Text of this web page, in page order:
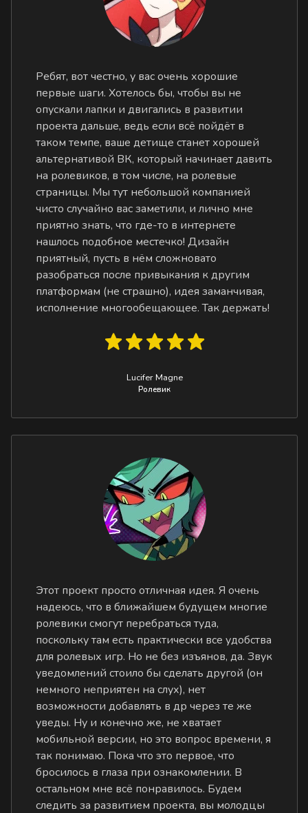
Ребят, вот честно, у вас очень хорошие
первые шаги. Хотелось бы, чтобы вы не
опускали лапки и двигались в развитии
проекта дальше, ведь если всё пойдёт в
таком темпе, ваше детище станет хорошей
альтернативой ВК, который начинает давить
на ролевиков, в том числе, на ролевые
страницы. Мы тут небольшой компанией
чисто случайно вас заметили, и лично мне
приятно знать, что где-то в интернете
нашлось подобное местечко! Дизайн
приятный, пусть в нём сложновато
разобраться после привыкания к другим
платформам (не страшно), идея заманчивая,
исполнение многообещающее. Так держать!
Lucifer Magne
Ролевик
Этот проект просто отличная идея. Я очень
надеюсь, что в ближайшем будущем многие
ролевики смогут перебраться туда,
поскольку там есть практически все удобства
для ролевых игр. Но не без изъянов, да. Звук
уведомлений стоило бы сделать другой (он
немного неприятен на слух), нет
возможности добавлять в др через те же
уведы. Ну и конечно же, не хватает
мобильной версии, но это вопрос времени, я
так понимаю. Пока что это первое, что
бросилось в глаза при ознакомлении. В
остальном мне всё понравилось. Будем
следить за развитием проекта, вы молодцы